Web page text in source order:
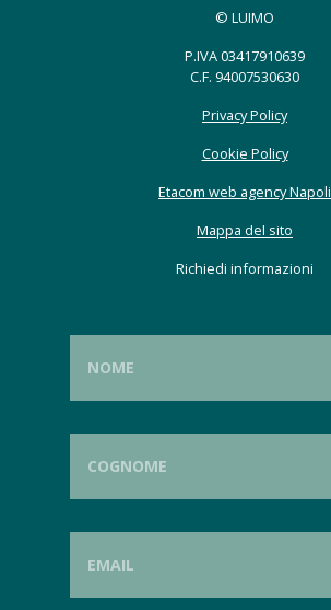
© LUIMO
P.IVA 03417910639
C.F. 94007530630
Privacy Policy
Cookie Policy
Etacom web agency Napoli
Mappa del sito
Richiedi informazioni